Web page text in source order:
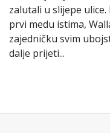
zalutali u slijepe
prvi medu istima,
zajedničku svim
dalje prijeti...